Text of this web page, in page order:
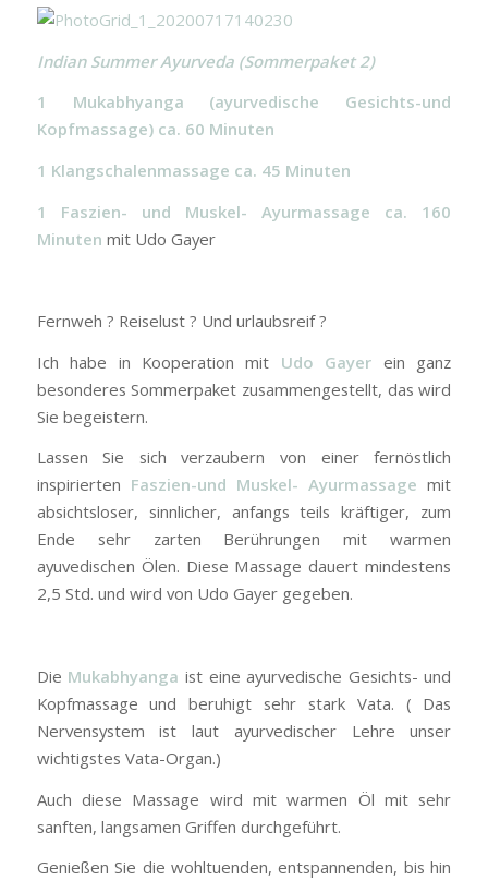
Indian Summer Ayurveda (Sommerpaket 2)
1 Mukabhyanga (ayurvedische Gesichts-und
Kopfmassage) ca. 60 Minuten
1 Klangschalenmassage ca. 45 Minuten
1 Faszien- und Muskel- Ayurmassage ca. 160
Minuten mit Udo Gayer
Fernweh ? Reiselust ? Und urlaubsreif ?
Ich habe in Kooperation mit Udo Gayer ein ganz
besonderes Sommerpaket zusammengestellt, das wird
Sie begeistern.
Lassen Sie sich verzaubern von einer fernöstlich
inspirierten Faszien-und Muskel- Ayurmassagemit
absichtsloser, sinnlicher, anfangs teils kräftiger, zum
Ende sehr zarten Berührungen mit warmen
ayuvedischen Ölen. Diese Massage dauert mindestens
2,5 Std. und wird von Udo Gayer gegeben.
Die Mukabhyanga ist eine ayurvedische Gesichts- und
Kopfmassage und beruhigt sehr stark Vata. ( Das
Nervensystem ist laut ayurvedischer Lehre unser
wichtigstes Vata-Organ.)
Auch diese Massage wird mit warmen Öl mit sehr
sanften, langsamen Griffen durchgeführt.
Genießen Sie die wohltuenden, entspannenden, bis hin